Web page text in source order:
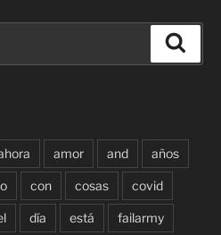
amor and años
con cosas covid
día está failarmy